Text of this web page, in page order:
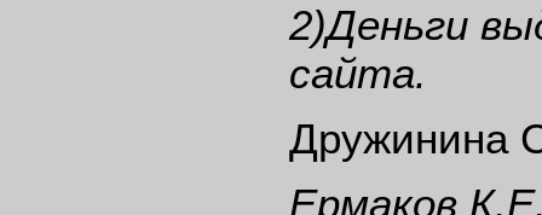
2)Деньги
сайта.
Дружинина
Ермаков